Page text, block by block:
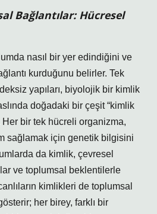
Bağlantılar: Hücresel
nasıl bir yer edindiğini ve
kurduğunu belirler. Tek
yapıları, biyolojik bir kimlik
doğadaki bir çeşit “kimlik
Her bir tek hücreli organizma,
sağlamak için genetik bilgisini
da kimlik, çevresel
ve toplumsal beklentilerle
kimlikleri de toplumsal
her birey, farklı bir